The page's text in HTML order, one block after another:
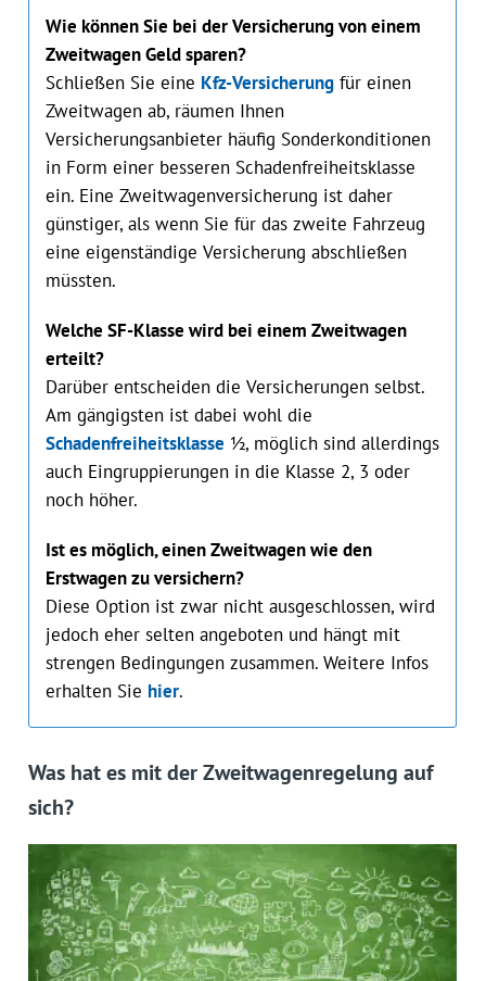
Wie können Sie bei der Versicherung von einem
Zweitwagen Geld sparen?
Schließen Sie eine Kfz-Versicherungfür einen
Zweitwagen ab, räumen Ihnen
Versicherungsanbieter häufig Sonderkonditionen
in Form einer besseren Schadenfreiheitsklasse
ein. Eine Zweitwagenversicherung ist daher
günstiger, als wenn Sie für das zweite Fahrzeug
eine eigenständige Versicherung abschließen
müssten.
Welche SF-Klasse wird bei einem Zweitwagen
erteilt?
Darüber entscheiden die Versicherungen selbst.
Am gängigsten ist dabei wohl die
Schadenfreiheitsklasse ½, möglich sind allerdings
auch Eingruppierungen in die Klasse 2, 3 oder
noch höher.
Ist es möglich, einen Zweitwagen wie den
Erstwagen zu versichern?
Diese Option ist zwar nicht ausgeschlossen, wird
jedoch eher selten angeboten und hängt mit
strengen Bedingungen zusammen. Weitere Infos
erhalten Sie hier.
Was hat es mit der Zweitwagenregelung auf
sich?